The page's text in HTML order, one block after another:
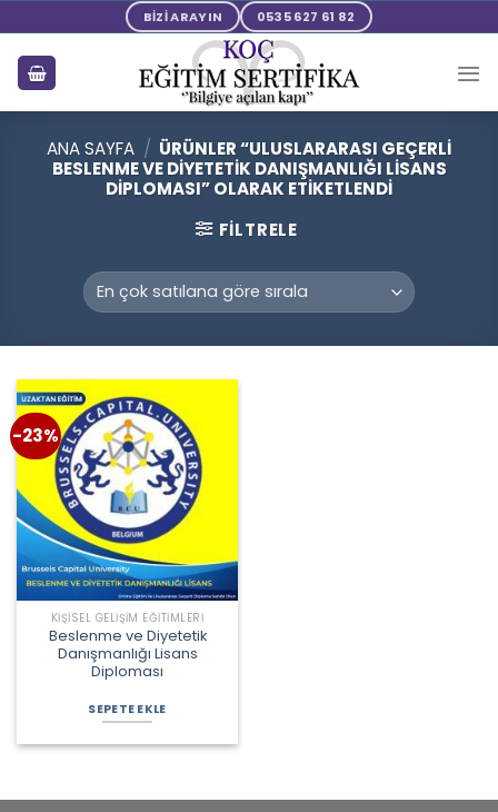
to
content
BİZİ ARAYIN 0535 627 61 82
ANA SAYFA / ÜRÜNLER “ULUSLARARASI GEÇERLI
BESLENME VE DIYETETIK DANIŞMANLIĞI LISANS
DIPLOMASI” OLARAK ETIKETLENDI
FILTRELE
-23%
KIŞISEL GELIŞIM EĞITIMLERI
Beslenme ve Diyetetik
Danışmanlığı Lisans
Diploması
fiyat:
68.500,00 ₺.
andaki
fiyat:
52.900,00 ₺.
SEPETE EKLE